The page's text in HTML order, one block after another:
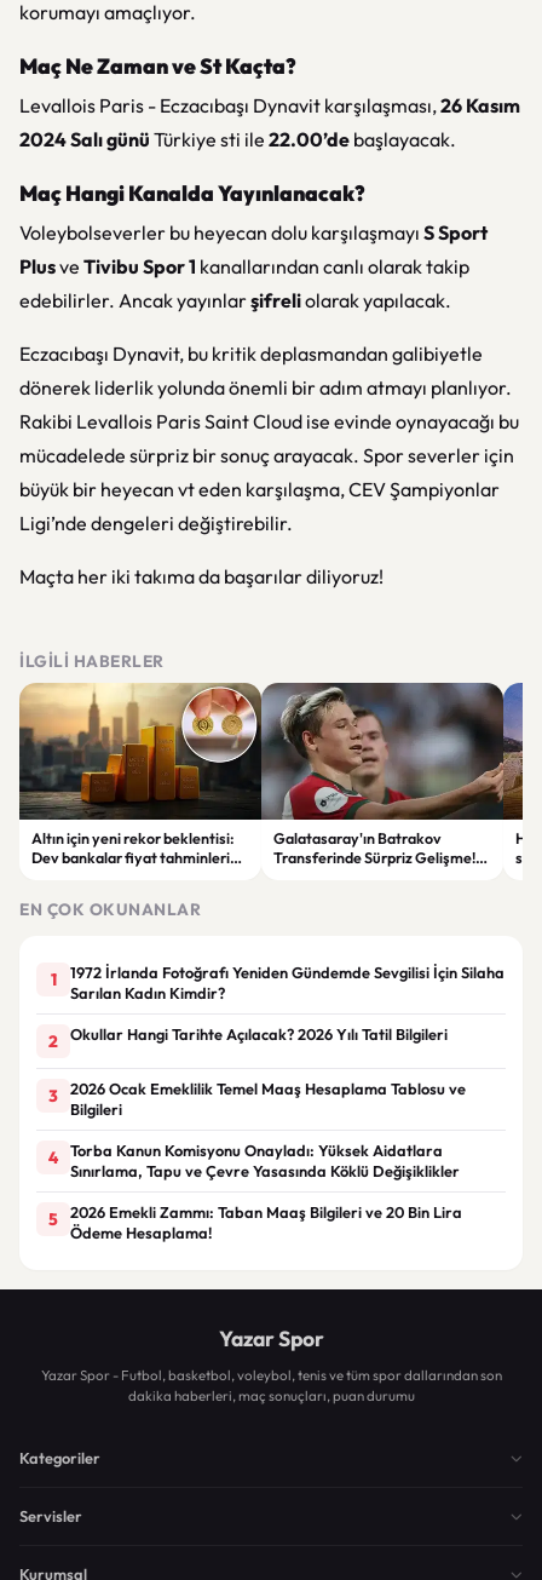
korumayı amaçlıyor.
Maç Ne Zaman ve St Kaçta?
Levallois Paris - Eczacıbaşı Dynavit karşılaşması,26 Kasım
2024 Salı günü Türkiye sti ile 22.00’de başlayacak.
Maç Hangi Kanalda Yayınlanacak?
Voleybolseverler bu heyecan dolu karşılaşmayı S Sport
Plusve Tivibu Spor 1 kanallarından canlı olarak takip
edebilirler. Ancak yayınlarşifreliolarak yapılacak.
Eczacıbaşı Dynavit, bu kritik deplasmandan galibiyetle
dönerek liderlik yolunda önemli bir adım atmayı planlıyor.
Rakibi Levallois Paris Saint Cloud ise evinde oynayacağı bu
mücadelede sürpriz bir sonuç arayacak. Spor severler için
büyük bir heyecan vt eden karşılaşma, CEV Şampiyonlar
Ligi’nde dengeleri değiştirebilir.
Maçta her iki takıma da başarılar diliyoruz!
İLGILI HABERLER
Altın için yeni rekor beklentisi:
Dev bankalar fiyat tahminlerini
Galatasaray'ın Batrakov
Transferinde Sürpriz Gelişme!
EN ÇOK OKUNANLAR
1
1972 İrlanda Fotoğrafı Yeniden Gündemde Sevgilisi İçin Silaha
Sarılan Kadın Kimdir?
2 Okullar Hangi Tarihte Açılacak? 2026 Yılı Tatil Bilgileri
3
2026 Ocak Emeklilik Temel Maaş Hesaplama Tablosu ve
Bilgileri
4
Torba Kanun Komisyonu Onayladı: Yüksek Aidatlara
Sınırlama, Tapu ve Çevre Yasasında Köklü Değişiklikler
5
2026 Emekli Zammı: Taban Maaş Bilgileri ve 20 Bin Lira
Ödeme Hesaplama!
Yazar Spor
Yazar Spor - Futbol, basketbol, voleybol, tenis ve tüm spor dallarından son
dakika haberleri, maç sonuçları, puan durumu
Kategoriler
Servisler
Kurumsal